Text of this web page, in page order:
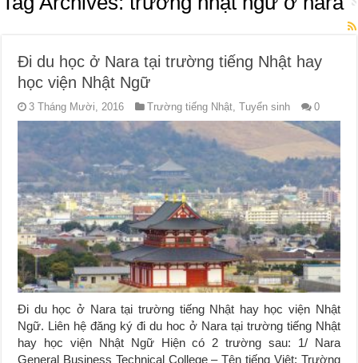
Đi du học ở Nara tại trường tiếng Nhật hay
học viện Nhật Ngữ
3 Tháng Mười, 2016 Trường tiếng Nhật,Tuyển sinh 0
Đi du học ở Nara tại trường tiếng Nhật hay học viện Nhật
Ngữ. Liên hệ đăng ký đi du hoc ở Nara tại trường tiếng Nhật
hay học viện Nhật Ngữ Hiện có 2 trường sau: 1/ Nara
General Business Technical College – Tên tiếng Việt: Trường